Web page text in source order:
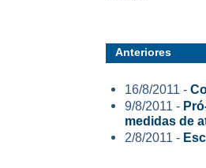
Anteriores
16/8/2011 -
9/8/2011 -
medidas de
2/8/2011 -